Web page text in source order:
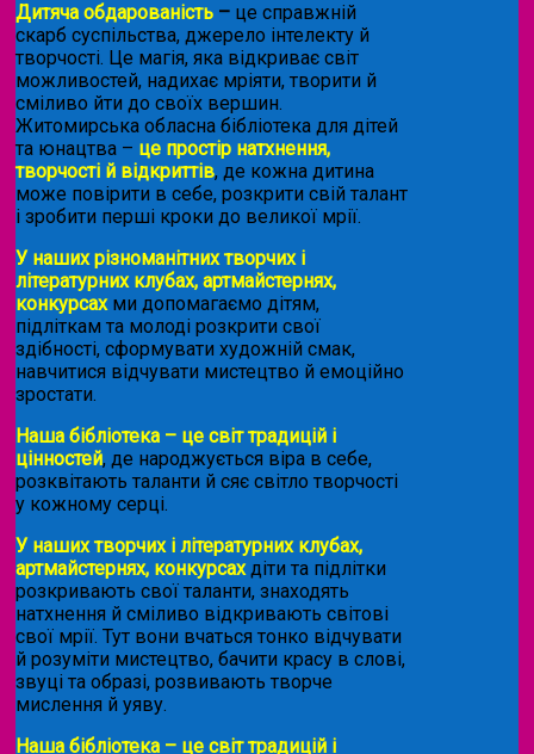
Дитяча обдарованість – це справжній
скарб суспільства, джерело інтелекту й
творчості. Це магія, яка відкриває світ
можливостей, надихає мріяти, творити й
сміливо йти до своїх вершин.
Житомирська обласна бібліотека для дітей
та юнацтва – це простір натхнення,
творчості й відкриттів, де кожна дитина
може повірити в себе, розкрити свій талант
і зробити перші кроки до великої мрії.
У наших різноманітних творчих і
літературних клубах, артмайстернях,
конкурсахми допомагаємо дітям,
підліткам та молоді розкрити свої
здібності, сформувати художній смак,
навчитися відчувати мистецтво й емоційно
зростати.
Наша бібліотека – це світ традицій і
цінностей, де народжується віра в себе,
розквітають таланти й сяє світло творчості
у кожному серці.
У наших творчих і літературних клубах,
артмайстернях, конкурсахдіти та підлітки
розкривають свої таланти, знаходять
натхнення й сміливо відкривають світові
свої мрії. Тут вони вчаться тонко відчувати
й розуміти мистецтво, бачити красу в слові,
звуці та образі, розвивають творче
мислення й уяву.
Наша бібліотека – це світ традицій і